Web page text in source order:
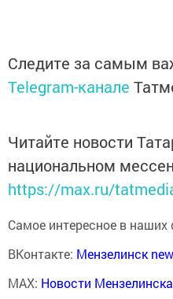
Следите за самым
Telegram-канале
Читайте новости
национальном
https://max.ru/
Самое интересное в наших
ВКонтакте: Мензелинск
MAX: Новости